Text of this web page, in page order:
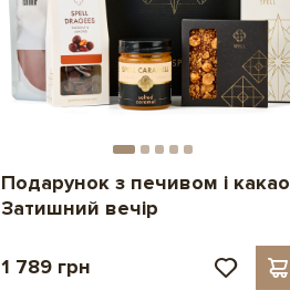
Подарунок з печивом і какао
Затишний вечір
1 789 грн